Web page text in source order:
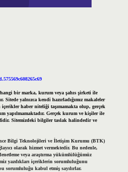
bir marka, kurum veya şahıs şirketi ile
Sitede yalnızca kendi hazırladığımız makaleler
haber niteliği taşımamakta olup, gerçek
yapılmamaktadır. Gerçek kurum ve kişiler ile
Sitemizdeki bilgiler taslak halindedir ve
Bilgi Teknolojileri ve İletişim Kurumu (BTK)
olarak hizmet vermektedir. Bu nedenle,
veya araştırma yükümlülüğümüz
yazdıkları içeriklerin sorumluluğunu
sorumluluğu kabul etmiş sayılırlar.